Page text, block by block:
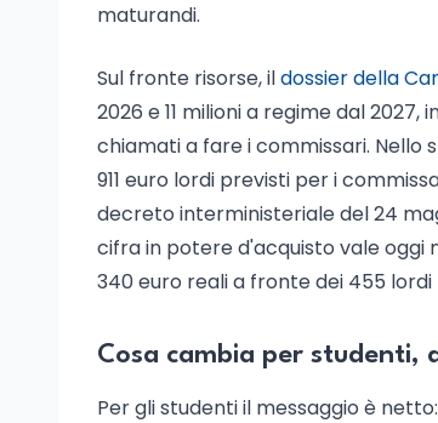
maturandi.
Sul fronte risorse, ildossier della
2026 e 11 milioni a regime dal
chiamati a fare i commissari. Nello
911 euro lordi previsti per i
decreto interministeriale del 24
cifra in potere d'acquisto vale oggi
340 euro reali a fronte dei 455
Cosa cambia per studenti,
Per gli studenti il messaggio è